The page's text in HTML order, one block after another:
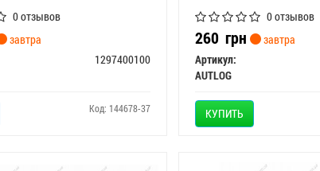
0 отзывов
завтра
1297400100
Код: 144678-37
0 отзывов
260грн
завтра
Артикул:
AUTLOG
КУПИТЬ